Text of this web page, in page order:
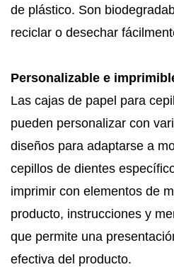
de plástico. Son
reciclar o desechar
Personalizable e
Las cajas de papel para
pueden personalizar con
diseños para adaptarse a
cepillos de dientes
imprimir con elementos de
producto, instrucciones y
que permite una
efectiva del producto.